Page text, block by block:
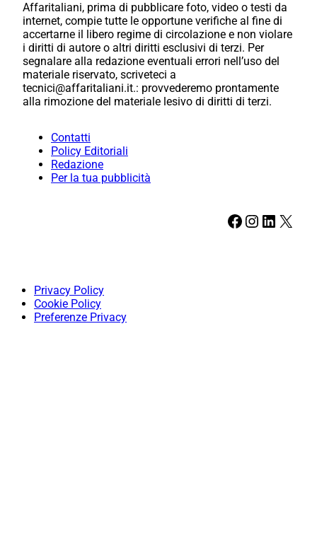
Affaritaliani, prima di pubblicare foto, video o testi da
internet, compie tutte le opportune verifiche al fine di
accertarne il libero regime di circolazione e non violare
i diritti di autore o altri diritti esclusivi di terzi. Per
segnalare alla redazione eventuali errori nell’uso del
materiale riservato, scriveteci a
tecnici@affaritaliani.it.: provvederemo prontamente
alla rimozione del materiale lesivo di diritti di terzi.
Contatti
Policy Editoriali
Redazione
Per la tua pubblicità
Facebook Instagram LinkedIn X
Privacy Policy
Cookie Policy
Preferenze Privacy